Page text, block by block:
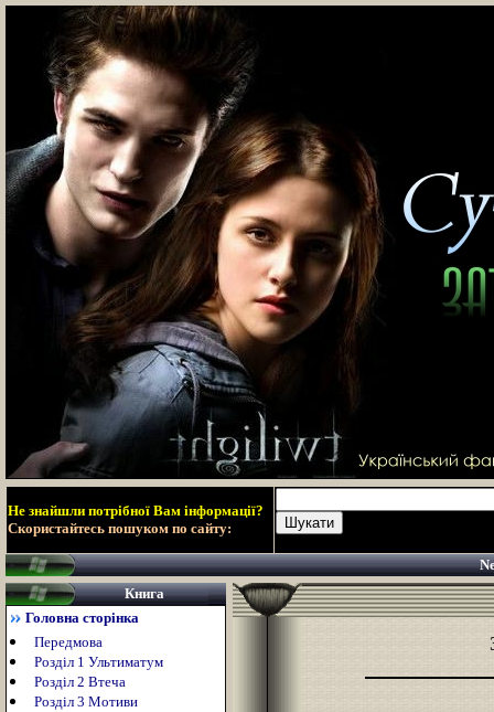
Не знайшли потрібної Вам інформації?
Скористайтесь пошуком по сайту:
Книга
Головна сторінка
Передмова
Розділ 1 Ультиматум
Розділ 2 Втеча
Розділ 3 Мотиви